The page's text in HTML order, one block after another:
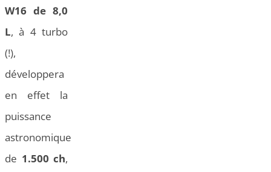
W16 de 8,0
L, à 4 turbo
(!),
développera
en effet la
puissance
astronomique
de 1.500 ch,